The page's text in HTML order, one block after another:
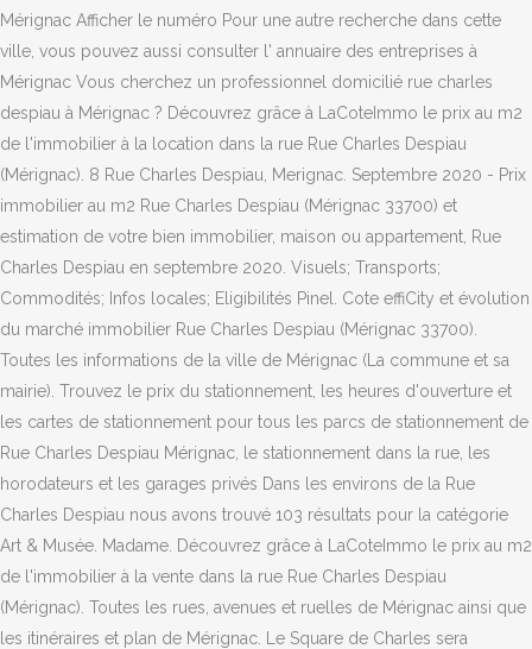
Mérignac Afficher le numéro Pour une autre recherche dans cette
ville, vous pouvez aussi consulter l' annuaire des entreprises à
Mérignac Vous cherchez un professionnel domicilié rue charles
despiau à Mérignac ? Découvrez grâce à LaCoteImmo le prix au m2
de l'immobilier à la location dans la rue Rue Charles Despiau
(Mérignac). 8 Rue Charles Despiau, Merignac. Septembre 2020 - Prix
immobilier au m2 Rue Charles Despiau (Mérignac 33700) et
estimation de votre bien immobilier, maison ou appartement, Rue
Charles Despiau en septembre 2020. Visuels; Transports;
Commodités; Infos locales; Eligibilités Pinel. Cote effiCity et évolution
du marché immobilier Rue Charles Despiau (Mérignac 33700).
Toutes les informations de la ville de Mérignac (La commune et sa
mairie). Trouvez le prix du stationnement, les heures d'ouverture et
les cartes de stationnement pour tous les parcs de stationnement de
Rue Charles Despiau Mérignac, le stationnement dans la rue, les
horodateurs et les garages privés Dans les environs de la Rue
Charles Despiau nous avons trouvé 103 résultats pour la catégorie
Art & Musée. Madame. Découvrez grâce à LaCoteImmo le prix au m2
de l'immobilier à la vente dans la rue Rue Charles Despiau
(Mérignac). Toutes les rues, avenues et ruelles de Mérignac ainsi que
les itinéraires et plan de Mérignac. Le Square de Charles sera